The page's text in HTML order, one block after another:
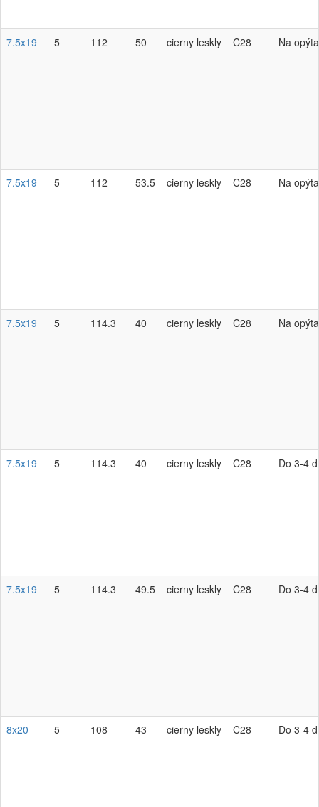
7.5x19 5 112 50 cierny leskly C28 Na
7.5x19 5 112 53.5 cierny leskly C28 Na
7.5x19 5 114.3 40 cierny leskly C28 Na
7.5x19 5 114.3 40 cierny leskly C28 Do 3-4
7.5x19 5 114.3 49.5 cierny leskly C28 Do 3-4
8x20 5 108 43 cierny leskly C28 Do 3-4